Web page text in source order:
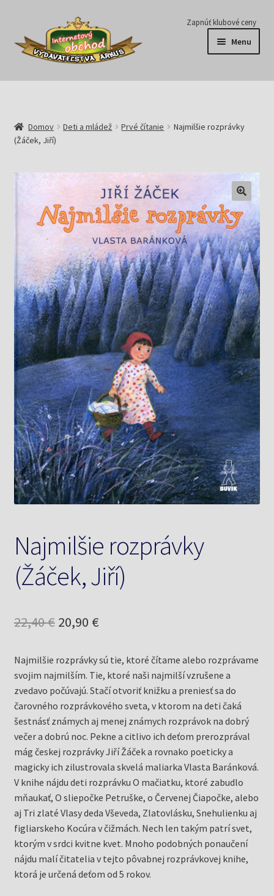
Preskočiť
navigáciu
Preskočiť
obsah
Zapnúť klubové ceny
Menu
Série
E-knihy
Predplatné
Pripravujeme
Pre školy
Knižný klub
Kontakt
Domov Deti a mládež Prvé čítanie
Najmilšie rozprávky
(Žáček, Jiří)
Najmilšie rozprávky
(Žáček, Jiří)
22,40€ Pôvodná
bola:
22,40 €.
20,90 €Aktuálna
je:
20,90 €.
Najmilšie rozprávky sú tie, ktoré čítame alebo rozprávame
svojim najmilším. Tie, ktoré naši najmilší vzrušene a
zvedavo počúvajú. Stačí otvoriť knižku a preniesť sa do
čarovného rozprávkového sveta, v ktorom na deti čaká
šestnásť známych aj menej známych rozprávok na dobrý
večer a dobrú noc. Pekne a citlivo ich deťom prerozprával
mág českej rozprávky Jiří Žáček a rovnako poeticky a
magicky ich zilustrovala skvelá maliarka Vlasta Baránková.
V knihe nájdu deti rozprávku O mačiatku, ktoré zabudlo
mňaukať, O sliepočke Petruške, o Červenej Čiapočke, alebo
aj Tri zlaté Vlasy deda Vševeda, Zlatovlásku, Snehulienku aj
figliarskeho Kocúra v čižmách. Nech len takým patrí svet,
ktorým v srdci kvitne kvet. Mnoho podobných ponaučení
nájdu malí čitatelia v tejto pôvabnej rozprávkovej knihe,
ktorá je určená deťom od 5 rokov.